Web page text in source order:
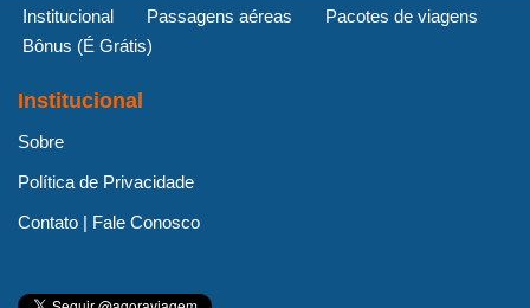
Institucional Passagens aéreas
Pacotes de viagens
Bônus (É Grátis)
Institucional
Sobre
Política de Privacidade
Contato | Fale Conosco